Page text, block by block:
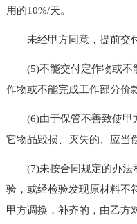
用的10%/天。
未经甲方同意，提前交付
(5)不能交付定作物或不
作物或不能完成工作部分价
(6)由于保管不善致使甲
它物品毁损、灭失的、应当
(7)未按合同规定的办法
验，或经检验发现原材料不
甲方调换，补齐的，由乙方